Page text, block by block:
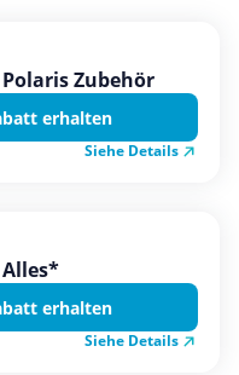
Zubehör
erhalten
Siehe Details
erhalten
Siehe Details